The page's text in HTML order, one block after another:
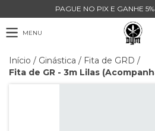
PAGUE NO PIX E GANHE
MENU
Início / Ginástica / Fita de GRD /
Fita de GR - 3m Lilas